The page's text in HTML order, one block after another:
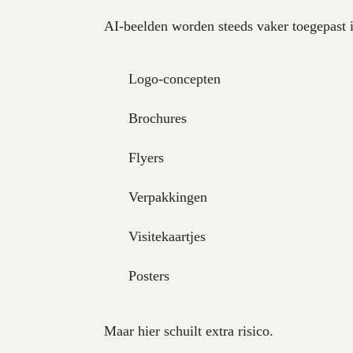
AI-beelden worden steeds vaker toegepast
Logo-concepten
Brochures
Flyers
Verpakkingen
Visitekaartjes
Posters
Maar hier schuilt extra risico.